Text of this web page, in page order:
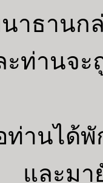
าธานก
ท่านจะ
ท่านได้
และมา